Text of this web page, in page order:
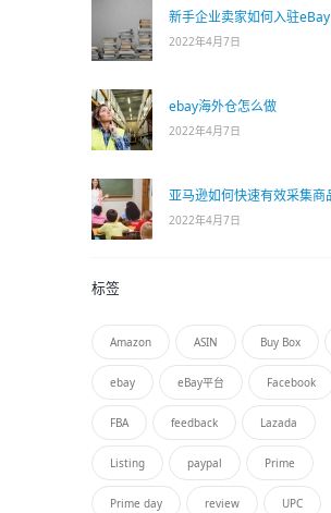
新手企业卖家如何入驻eBay
2022年4月7日
ebay海外仓怎么做
2022年4月7日
亚马逊如何快速有效采集商
2022年4月7日
标签
Amazon ASIN Buy Box
ebay eBay平台 Facebook
FBA feedback Lazada
Listing paypal Prime
Prime day review UPC